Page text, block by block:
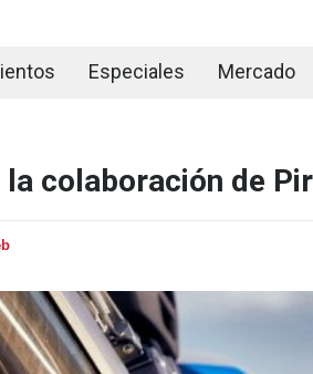
Especiales Mercado
colaboración de